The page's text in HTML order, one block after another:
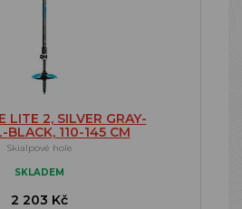
LITE 2, SILVER GRAY-
BLACK, 110-145 CM
Skialpové hole
SKLADEM
2 203 Kč